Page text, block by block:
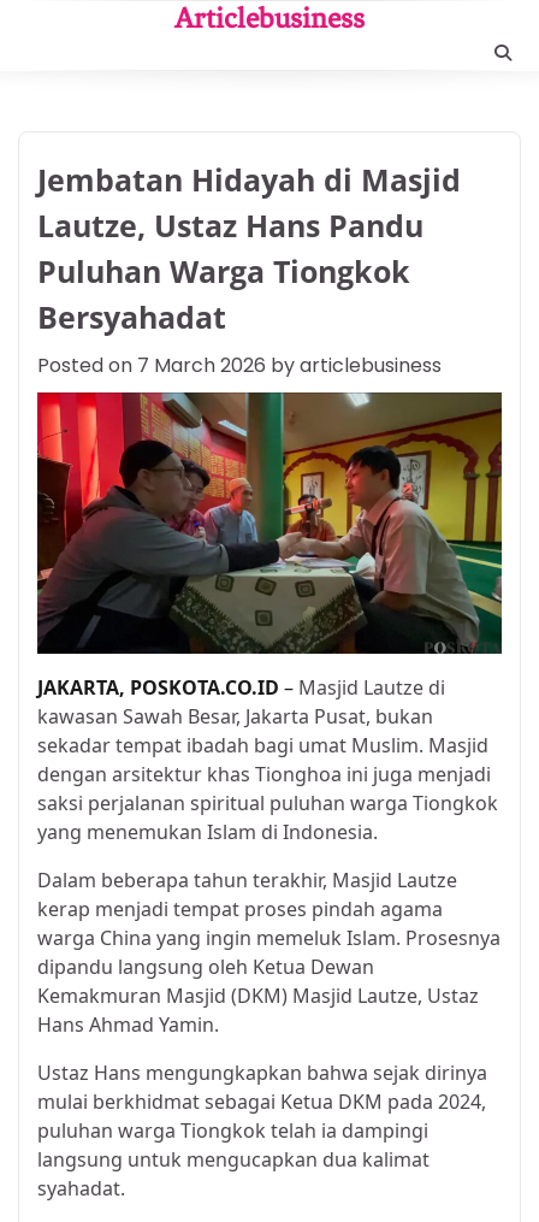
Articlebusiness
Jembatan Hidayah di Masjid
Lautze, Ustaz Hans Pandu
Puluhan Warga Tiongkok
Bersyahadat
Posted on 7 March 2026 byarticlebusiness
JAKARTA, POSKOTA.CO.ID – Masjid Lautze di
kawasan Sawah Besar, Jakarta Pusat, bukan
sekadar tempat ibadah bagi umat Muslim. Masjid
dengan arsitektur khas Tionghoa ini juga menjadi
saksi perjalanan spiritual puluhan warga Tiongkok
yang menemukan Islam di Indonesia.
Dalam beberapa tahun terakhir, Masjid Lautze
kerap menjadi tempat proses pindah agama
warga China yang ingin memeluk Islam. Prosesnya
dipandu langsung oleh Ketua Dewan
Kemakmuran Masjid (DKM) Masjid Lautze, Ustaz
Hans Ahmad Yamin.
Ustaz Hans mengungkapkan bahwa sejak dirinya
mulai berkhidmat sebagai Ketua DKM pada 2024,
puluhan warga Tiongkok telah ia dampingi
langsung untuk mengucapkan dua kalimat
syahadat.